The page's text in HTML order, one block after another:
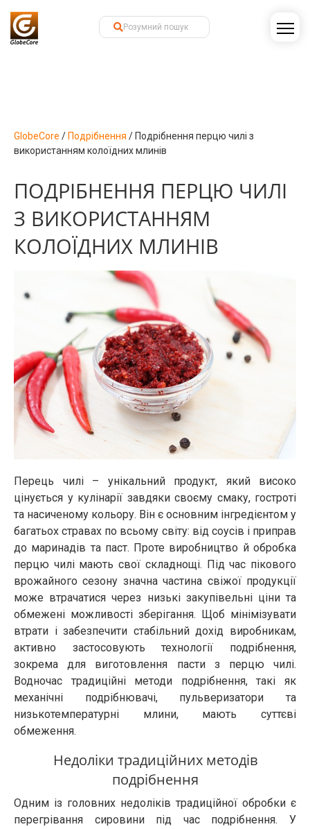
GlobeCore / Подрібнення / Подрібнення перцю чилі з
використанням колоїдних млинів
ПОДРІБНЕННЯ ПЕРЦЮ ЧИЛІ
З ВИКОРИСТАННЯМ
КОЛОЇДНИХ МЛИНІВ
Перець чилі – унікальний продукт, який високо
цінується у кулінарії завдяки своєму смаку, гостроті
та насиченому кольору. Він є основним інгредієнтом у
багатьох стравах по всьому світу: від соусів і приправ
до маринадів та паст. Проте виробництво й обробка
перцю чилі мають свої складнощі. Під час пікового
врожайного сезону значна частина свіжої продукції
може втрачатися через низькі закупівельні ціни та
обмежені можливості зберігання. Щоб мінімізувати
втрати і забезпечити стабільний дохід виробникам,
активно застосовують технології подрібнення,
зокрема для виготовлення пасти з перцю чилі.
Водночас традиційні методи подрібнення, такі як
механічні подрібнювачі, пульверизатори та
низькотемпературні млини, мають суттєві
обмеження.
Недоліки традиційних методів
подрібнення
Одним із головних недоліків традиційної обробки є
перегрівання сировини під час подрібнення. У